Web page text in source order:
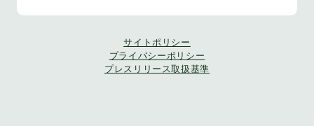
サイトポリシー
プライバシーポリシー
プレスリリース取扱基準